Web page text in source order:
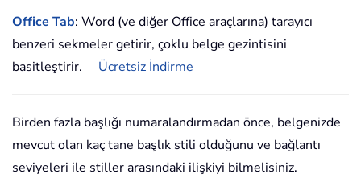
Office Tab: Word (ve diğer Office araçlarına) tarayıcı
benzeri sekmeler getirir, çoklu belge gezintisini
basitleştirir.
Ücretsiz İndirme
Birden fazla başlığı numaralandırmadan önce, belgenizde
mevcut olan kaç tane başlık stili olduğunu ve bağlantı
seviyeleri ile stiller arasındaki ilişkiyi bilmelisiniz.